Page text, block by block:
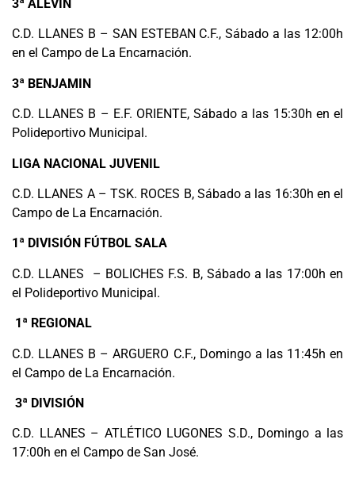
3ª ALEVIN
C.D. LLANES B – SAN ESTEBAN C.F., Sábado a las 12:00h
en el Campo de La Encarnación.
3ª BENJAMIN
C.D. LLANES B – E.F. ORIENTE, Sábado a las 15:30h en el
Polideportivo Municipal.
LIGA NACIONAL JUVENIL
C.D. LLANES A – TSK. ROCES B, Sábado a las 16:30h en el
Campo de La Encarnación.
1ª DIVISIÓN FÚTBOL SALA
C.D. LLANES – BOLICHES F.S. B, Sábado a las 17:00h en
el Polideportivo Municipal.
1ª REGIONAL
C.D. LLANES B – ARGUERO C.F., Domingo a las 11:45h en
el Campo de La Encarnación.
3ª DIVISIÓN
C.D. LLANES – ATLÉTICO LUGONES S.D., Domingo a las
17:00h en el Campo de San José.